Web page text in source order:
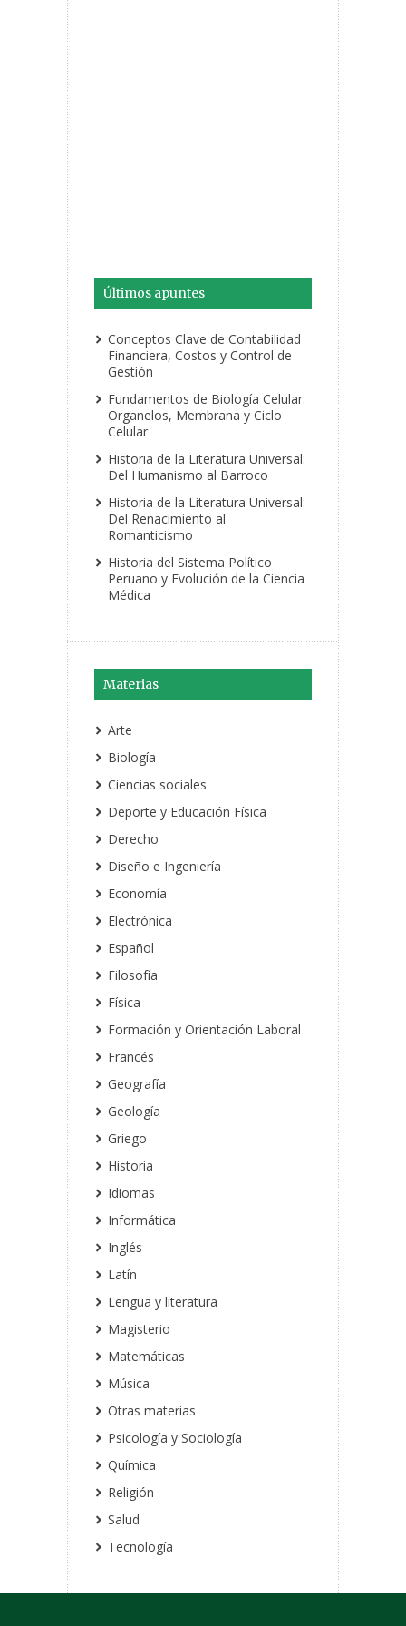
Últimos apuntes
Conceptos Clave de Contabilidad
Financiera, Costos y Control de
Gestión
Fundamentos de Biología Celular:
Organelos, Membrana y Ciclo
Celular
Historia de la Literatura Universal:
Del Humanismo al Barroco
Historia de la Literatura Universal:
Del Renacimiento al
Romanticismo
Historia del Sistema Político
Peruano y Evolución de la Ciencia
Médica
Materias
Arte
Biología
Ciencias sociales
Deporte y Educación Física
Derecho
Diseño e Ingeniería
Economía
Electrónica
Español
Filosofía
Física
Formación y Orientación Laboral
Francés
Geografía
Geología
Griego
Historia
Idiomas
Informática
Inglés
Latín
Lengua y literatura
Magisterio
Matemáticas
Música
Otras materias
Psicología y Sociología
Química
Religión
Salud
Tecnología